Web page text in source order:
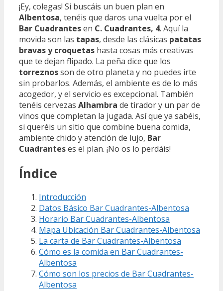
¡Ey, colegas! Si buscáis un buen plan en
Albentosa, tenéis que daros una vuelta por el
Bar Cuadrantesen C. Cuadrantes, 4. Aquí la
movida son las tapas, desde las clásicas patatas
bravas y croquetas hasta cosas más creativas
que te dejan flipado. La peña dice que los
torreznosson de otro planeta y no puedes irte
sin probarlos. Además, el ambiente es de lo más
acogedor, y el servicio es excepcional. También
tenéis cervezas Alhambra de tirador y un par de
vinos que completan la jugada. Así que ya sabéis,
si queréis un sitio que combine buena comida,
ambiente chido y atención de lujo, Bar
Cuadranteses el plan. ¡No os lo perdáis!
Índice
Introducción
Datos Básico Bar Cuadrantes-Albentosa
Horario Bar Cuadrantes-Albentosa
Mapa Ubicación Bar Cuadrantes-Albentosa
La carta de Bar Cuadrantes-Albentosa
Cómo es la comida en Bar Cuadrantes-
Albentosa
Cómo son los precios de Bar Cuadrantes-
Albentosa